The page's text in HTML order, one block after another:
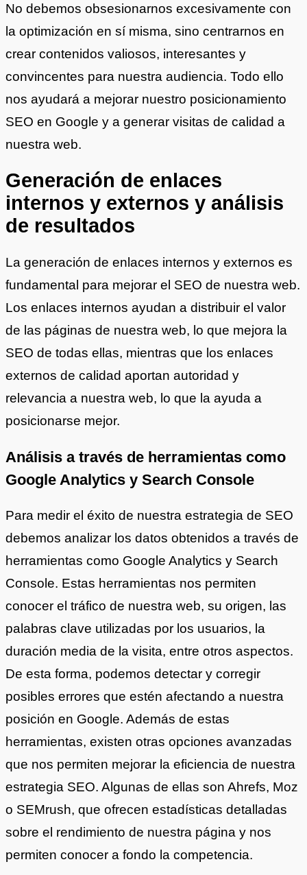
No debemos obsesionarnos excesivamente con
la optimización en sí misma, sino centrarnos en
crear contenidos valiosos, interesantes y
convincentes para nuestra audiencia. Todo ello
nos ayudará a mejorar nuestro posicionamiento
SEO en Google y a generar visitas de calidad a
nuestra web.
Generación de enlaces
internos y externos y análisis
de resultados
La generación de enlaces internos y externos es
fundamental para mejorar el SEO de nuestra web.
Los enlaces internos ayudan a distribuir el valor
de las páginas de nuestra web, lo que mejora la
SEO de todas ellas, mientras que los enlaces
externos de calidad aportan autoridad y
relevancia a nuestra web, lo que la ayuda a
posicionarse mejor.
Análisis a través de herramientas como
Google Analytics y Search Console
Para medir el éxito de nuestra estrategia de SEO
debemos analizar los datos obtenidos a través de
herramientas como Google Analytics y Search
Console. Estas herramientas nos permiten
conocer el tráfico de nuestra web, su origen, las
palabras clave utilizadas por los usuarios, la
duración media de la visita, entre otros aspectos.
De esta forma, podemos detectar y corregir
posibles errores que estén afectando a nuestra
posición en Google. Además de estas
herramientas, existen otras opciones avanzadas
que nos permiten mejorar la eficiencia de nuestra
estrategia SEO. Algunas de ellas son Ahrefs, Moz
o SEMrush, que ofrecen estadísticas detalladas
sobre el rendimiento de nuestra página y nos
permiten conocer a fondo la competencia.